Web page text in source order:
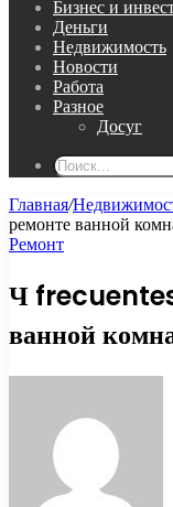
Бизнес и
Деньги
Недвижимость
Новости
Работа
Разное
Досуг
Главная/
ремонте ванной
Ремонт
Ч
ванной